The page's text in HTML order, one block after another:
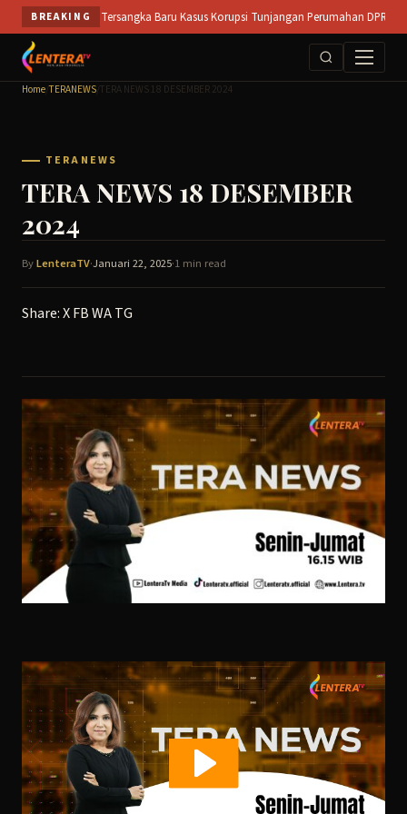
Skip
to
content
BREAKING
Buka Peluang Tersangka Baru Kasus Korupsi Tunjangan Perumahan DPRD ||
Home /TERANEWS TERA NEWS 18 DESEMBER 2024
TERANEWS
TERA NEWS 18 DESEMBER
2024
ByLenteraTV·Januari 22, 2025·1 min read
Share:XFBWATG